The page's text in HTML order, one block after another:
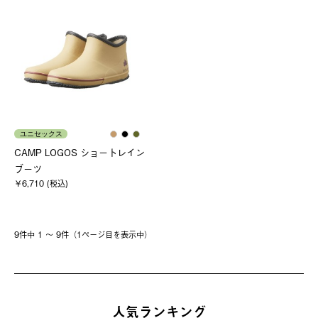
ユニセックス
CAMP LOGOS ショートレイン
ブーツ
￥6,710 (税込)
9件中 1 〜 9件（1ページ⽬を表⽰中）
人気ランキング